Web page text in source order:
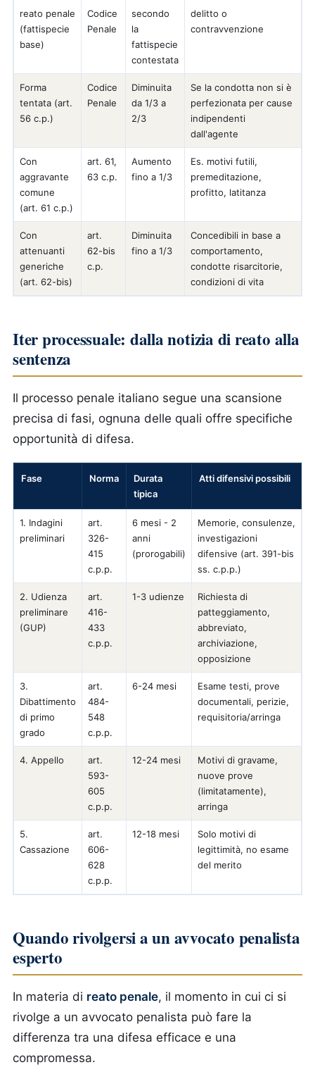
reato penale
(fattispecie
base)
Codice
Penale
secondo
la
fattispecie
contestata
delitto o
contravvenzione
Forma
tentata (art.
56 c.p.)
Codice
Penale
Diminuita
da 1/3 a
2/3
Se la condotta non si è
perfezionata per cause
indipendenti
dall'agente
Con
aggravante
comune
(art. 61 c.p.)
art. 61,
63 c.p.
Aumento
fino a 1/3
Es. motivi futili,
premeditazione,
profitto, latitanza
Con
attenuanti
generiche
(art. 62-bis)
art.
62-bis
c.p.
Diminuita
fino a 1/3
Concedibili in base a
comportamento,
condotte risarcitorie,
condizioni di vita
Iter processuale: dalla notizia di reato alla
sentenza
Il processo penale italiano segue una scansione
precisa di fasi, ognuna delle quali offre specifiche
opportunità di difesa.
Fase Norma
Durata
tipica
Atti difensivi possibili
1. Indagini
preliminari
art.
326-
415
c.p.p.
6 mesi - 2
anni
(prorogabili)
Memorie, consulenze,
investigazioni
difensive (art. 391-bis
ss. c.p.p.)
2. Udienza
preliminare
(GUP)
art.
416-
433
c.p.p.
1-3 udienze
Richiesta di
patteggiamento,
abbreviato,
archiviazione,
opposizione
3.
Dibattimento
di primo
grado
art.
484-
548
c.p.p.
6-24 mesi
Esame testi, prove
documentali, perizie,
requisitoria/arringa
4. Appello
art.
593-
605
c.p.p.
12-24 mesi
Motivi di gravame,
nuove prove
(limitatamente),
arringa
5.
Cassazione
art.
606-
628
c.p.p.
12-18 mesi
Solo motivi di
legittimità, no esame
del merito
Quando rivolgersi a un avvocato penalista
esperto
In materia di reato penale, il momento in cui ci si
rivolge a un avvocato penalista può fare la
differenza tra una difesa efficace e una
compromessa.